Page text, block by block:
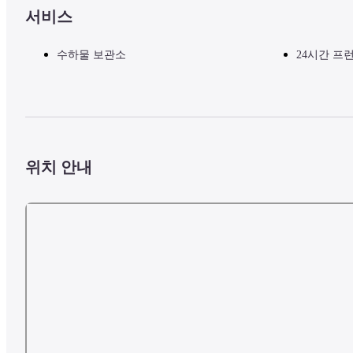
서비스
수하물 보관소 24시간 프
위치 안내